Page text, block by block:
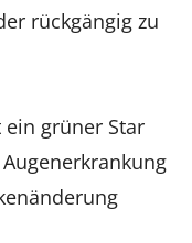
rückgängig zu
grüner Star